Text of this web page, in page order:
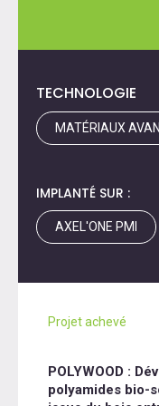
TECHNOLOGIE
MATÉRIAUX
IMPLANTÉ SUR :
AXEL'ONE PMI
Projet achevé
POLYWOOD :
polyamides bio-